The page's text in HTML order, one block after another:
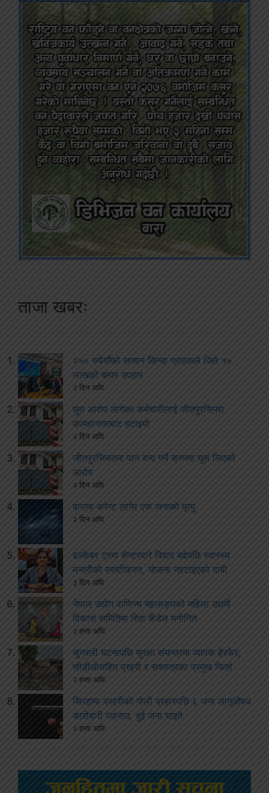
ताजा खबरः
२५० रुपैयाँको सामान किन्दा ग्राहकले जिते १०
लाखको बम्पर उपहार
२ दिन अघि
घुस आरोप लागेका कर्मचारीलाई जीतपुरसिमरा
उपमहानगरबाट हटाइयो
२ दिन अघि
जीतपुरसिमरामा पान बन्द गर्ने क्रममा घुस लिएको
आरोप
२ दिन अघि
बारामा करेन्ट लागेर एक जनाको मृत्यु
२ दिन अघि
ढल्केबर ट्रमा सेन्टरबारे विवाद बढेपछि स्वास्थ्य
मन्त्रीको स्पष्टीकरण, योजना नहटाइएको दाबी
३ दिन अघि
नेपाल उद्योग वाणिज्य महासङ्घको महिला उद्यमी
विकास समितिमा रिता कँडेल मनोनित
२ हप्ता अघि
सुनसरी घटनापछि सुरक्षा संयन्त्रमा व्यापक हेरफेर,
सीडीओसहित प्रहरी र सशस्त्रका प्रमुख फिर्ता
२ हप्ता अघि
सिरहामा प्रहरीको गोली प्रहारपछि ६ जना लागूऔषध
कारोबारी पक्राउ, दुई जना घाइते
२ हप्ता अघि